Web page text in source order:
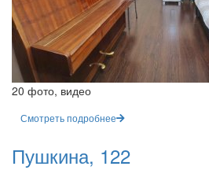
20 фото, видео
Смотреть подробнее
Пушкина, 122